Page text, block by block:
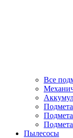
Все
Пылесосы